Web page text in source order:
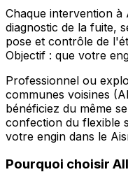
Chaque intervention à
diagnostic de la fuite,
pose et contrôle de
Objectif : que votre
Professionnel ou
communes voisines
bénéficiez du même
confection du flexible
votre engin dans le
Pourquoi choisir